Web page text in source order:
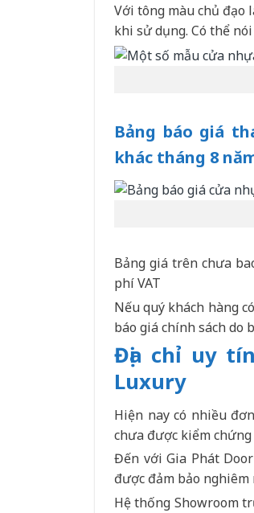
Với tông màu chủ đạo
khi sử dụng. Có thể
Bảng báo giá
khác tháng 8
Bảng giá trên chưa
phí VAT
Nếu quý khách hàng
báo giá chính sách do
Địa chỉ uy
Luxury
Hiện nay có nhiều
chưa được kiểm
Đến với Gia Phát
được đảm bảo
Hệ thống Showroom